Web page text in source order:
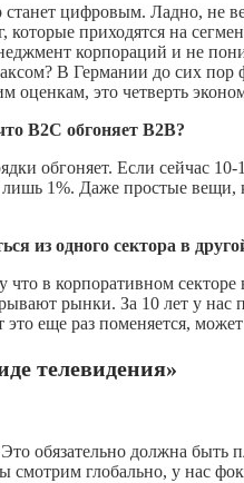
цифровым. Ладно, не
которые приходятся на
корпораций и не
В Германии до сих
оценкам, это четверть
В2С обгоняет В2В?
обгоняет. Если сейчас
лишь 1%. Даже простые
из одного сектора в
в корпоративном секторе
рынки. За 10 лет у
еще раз поменяется,
телевидения»
обязательно должна быть
смотрим глобально, у нас